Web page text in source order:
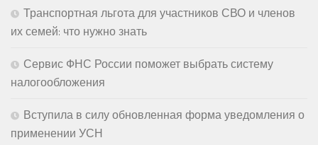
Транспортная льгота для участников СВО и членов
их семей: что нужно знать
Сервис ФНС России поможет выбрать систему
налогообложения
Вступила в силу обновленная форма уведомления о
применении УСН